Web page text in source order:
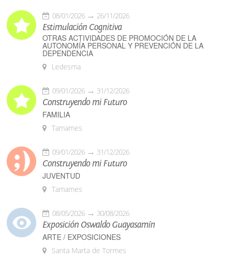
08/01/2026 26/11/2026
Estimulación Cognitiva
OTRAS ACTIVIDADES DE PROMOCIÓN DE LA
AUTONOMÍA PERSONAL Y PREVENCIÓN DE LA
DEPENDENCIA
Ledesma
09/01/2026 31/12/2026
Construyendo mi Futuro
FAMILIA
Tamames
09/01/2026 31/12/2026
Construyendo mi Futuro
JUVENTUD
Tamames
08/05/2026 30/08/2026
Exposición Oswaldo Guayasamín
ARTE / EXPOSICIONES
Santa Marta de Tormes